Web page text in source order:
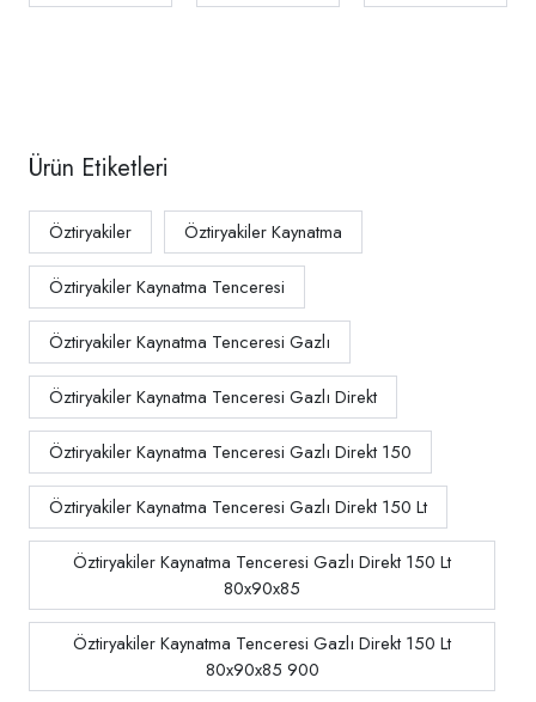
Ürün Etiketleri
Öztiryakiler Öztiryakiler Kaynatma
Öztiryakiler Kaynatma Tenceresi
Öztiryakiler Kaynatma Tenceresi Gazlı
Öztiryakiler Kaynatma Tenceresi Gazlı Direkt
Öztiryakiler Kaynatma Tenceresi Gazlı Direkt 150
Öztiryakiler Kaynatma Tenceresi Gazlı Direkt 150 Lt
Öztiryakiler Kaynatma Tenceresi Gazlı Direkt 150 Lt
80x90x85
Öztiryakiler Kaynatma Tenceresi Gazlı Direkt 150 Lt
80x90x85 900